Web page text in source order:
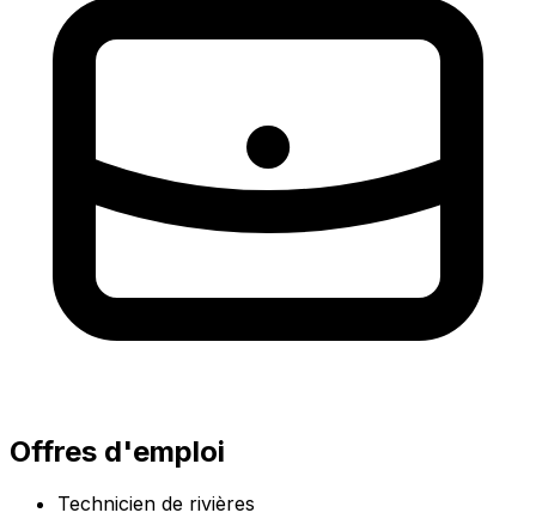
Offres d'emploi
Technicien de rivières